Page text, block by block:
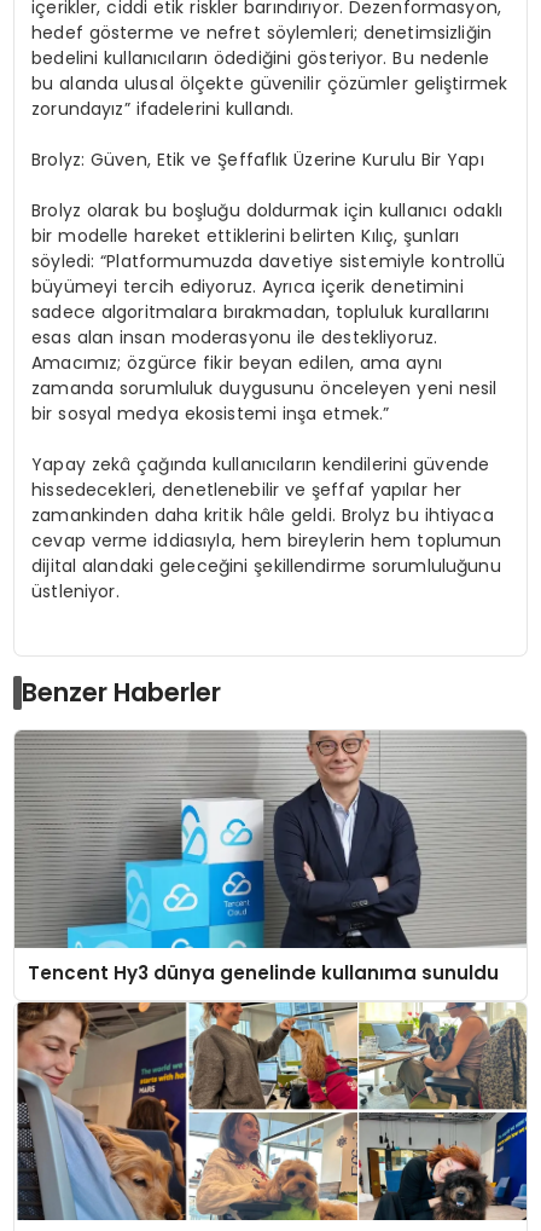
içerikler, ciddi etik riskler barındırıyor. Dezenformasyon,
hedef gösterme ve nefret söylemleri; denetimsizliğin
bedelini kullanıcıların ödediğini gösteriyor. Bu nedenle
bu alanda ulusal ölçekte güvenilir çözümler geliştirmek
zorundayız” ifadelerini kullandı.
Brolyz: Güven, Etik ve ŞeffaflıkÜzerine Kurulu Bir Yapı
Brolyz olarak bu boşluğu doldurmak için kullanıcıodaklı
bir modelle hareket ettiklerini belirten Kılıç,şunları
söyledi:“Platformumuzda davetiye sistemiyle kontrollü
büyümeyi tercih ediyoruz. Ayrıca içerik denetimini
sadece algoritmalara bırakmadan, topluluk kurallarını
esas alan insan moderasyonu ile destekliyoruz.
Amacımız;özgürce fikir beyan edilen, ama aynı
zamanda sorumluluk duygusunuönceleyen yeni nesil
bir sosyal medya ekosistemi inşa etmek.”
Yapay zekâ çağında kullanıcıların kendilerini güvende
hissedecekleri, denetlenebilir veşeffaf yapılar her
zamankinden daha kritik hâle geldi. Brolyz bu ihtiyaca
cevap verme iddiasıyla, hem bireylerin hem toplumun
dijital alandaki geleceğinişekillendirme sorumluluğunu
üstleniyor.
Benzer Haberler
Tencent Hy3 dünya genelinde kullanıma sunuldu